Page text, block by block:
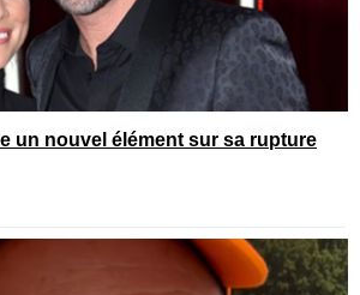
un nouvel élément sur sa rupture